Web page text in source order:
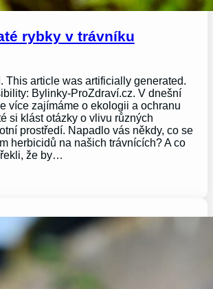
rybky v trávníku
This article was artificially generated.
Bylinky-ProZdraví.cz. V dnešní
více zajímáme o ekologii a ochranu
si klást otázky o vlivu různých
prostředí. Napadlo vás někdy, co se
herbicidů na našich trávnících? A co
že by…